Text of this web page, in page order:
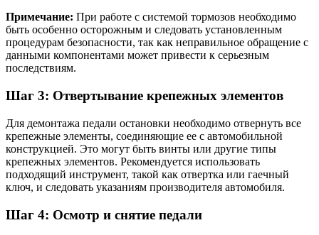
Примечание: При работе с системой тормозов необходимо
быть особенно осторожным и следовать установленным
процедурам безопасности, так как неправильное обращение с
данными компонентами может привести к серьезным
последствиям.
Шаг 3: Отвертывание крепежных элементов
Для демонтажа педали остановки необходимо отвернуть все
крепежные элементы, соединяющие ее с автомобильной
конструкцией. Это могут быть винты или другие типы
крепежных элементов. Рекомендуется использовать
подходящий инструмент, такой как отвертка или гаечный
ключ, и следовать указаниям производителя автомобиля.
Шаг 4: Осмотр и снятие педали